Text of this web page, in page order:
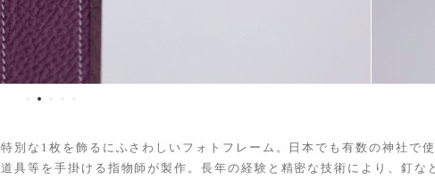
特別な1枚を飾るにふさわしいフォトフレーム。日本でも有数の神社で
道具等を手掛ける指物師が製作。長年の経験と精密な技術により、釘な